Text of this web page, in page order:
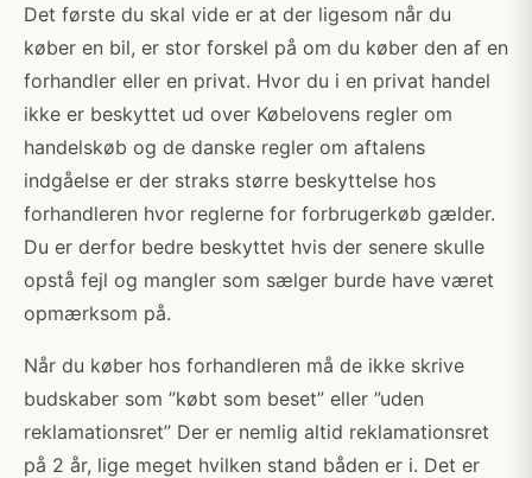
Det første du skal vide er at der ligesom når du
køber en bil, er stor forskel på om du køber den af en
forhandler eller en privat. Hvor du i en privat handel
ikke er beskyttet ud over Købelovens regler om
handelskøb og de danske regler om aftalens
indgåelse er der straks større beskyttelse hos
forhandleren hvor reglerne for forbrugerkøb gælder.
Du er derfor bedre beskyttet hvis der senere skulle
opstå fejl og mangler som sælger burde have været
opmærksom på.
Når du køber hos forhandleren må de ikke skrive
budskaber som ”købt som beset” eller ”uden
reklamationsret” Der er nemlig altid reklamationsret
på 2 år, lige meget hvilken stand båden er i. Det er